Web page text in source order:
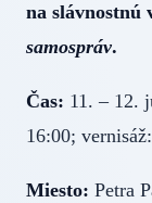
na slávnostnú
samospráv.
Čas: 11. – 12.
16:00;
Miesto: Petra